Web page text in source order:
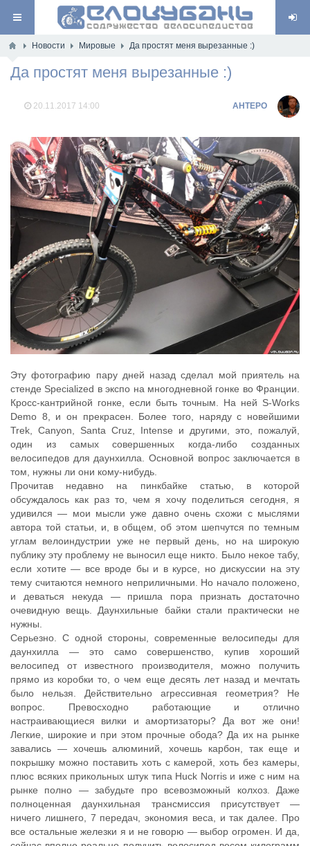
Новости Мировые Да простят меня вырезанные :)
Да простят меня вырезанные :)
20.11.2017 14:00 AHTEPO
Эту фотографию пару дней назад сделал мой приятель на
стенде Specialized в экспо на многодневной гонке во Франции.
Кросс-кантрийной гонке, если быть точным. На ней S-Works
Demo 8, и он прекрасен. Более того, наряду с новейшими
Trek, Canyon, Santa Cruz, Intense и другими, это, пожалуй,
один из самых совершенных когда-либо созданных
велосипедов для даунхилла. Основной вопрос заключается в
том, нужны ли они кому-нибудь.
Прочитав недавно на пинкбайке статью, в которой
обсуждалось как раз то, чем я хочу поделиться сегодня, я
удивился — мои мысли уже давно очень схожи с мыслями
автора той статьи, и, в общем, об этом шепчутся по темным
углам велоиндустрии уже не первый день, но на широкую
публику эту проблему не выносил еще никто. Было некое табу,
если хотите — все вроде бы и в курсе, но дискуссии на эту
тему считаются немного неприличными. Но начало положено,
и деваться некуда — пришла пора признать достаточно
очевидную вещь. Даунхильные байки стали практически не
нужны.
Серьезно. С одной стороны, современные велосипеды для
даунхилла — это само совершенство, купив хороший
велосипед от известного производителя, можно получить
прямо из коробки то, о чем еще десять лет назад и мечтать
было нельзя. Действительно агрессивная геометрия? Не
вопрос. Превосходно работающие и отлично
настраивающиеся вилки и амортизаторы? Да вот же они!
Легкие, широкие и при этом прочные обода? Да их на рынке
завались — хочешь алюминий, хочешь карбон, так еще и
покрышку можно поставить хоть с камерой, хоть без камеры,
плюс всяких прикольных штук типа Huck Norris и иже с ним на
рынке полно — забудьте про всевозможный колхоз. Даже
полноценная даунхильная трансмиссия присутствует —
ничего лишнего, 7 передач, экономия веса, и так далее. Про
все остальные железки я и не говорю — выбор огромен. И да,